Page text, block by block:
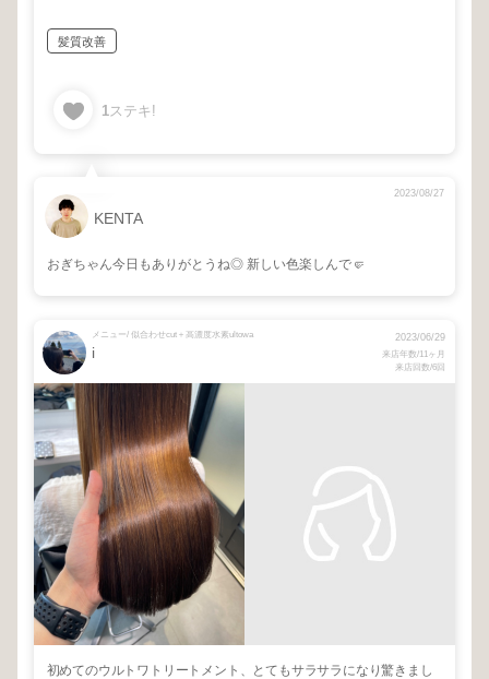
髪質改善
1ステキ!
KENTA
2023/08/27
おぎちゃん今日もありがとうね◎ 新しい色楽しんで🤛
メニュー/ 似合わせcut＋高濃度水素ultowa
i
2023/06/29
来店年数/11ヶ月
来店回数/6回
初めてのウルトワトリートメント、とてもサラサラになり驚きまし